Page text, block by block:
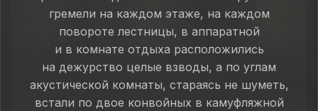
гремели на каждом этаже, на каждом
повороте лестницы, в аппаратной
и в комнате отдыха расположились
на дежурство целые взводы, а по углам
акустической комнаты, стараясь не шуметь,
встали по двое конвойных в камуфляжной